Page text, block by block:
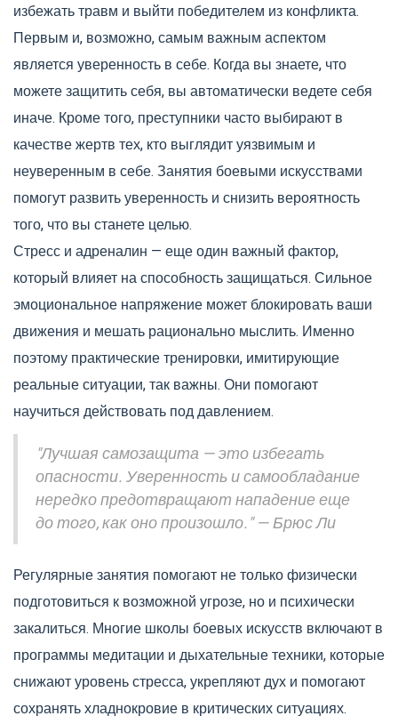
избежать травм и выйти победителем из конфликта.
Первым и, возможно, самым важным аспектом
является уверенность в себе. Когда вы знаете, что
можете защитить себя, вы автоматически ведете себя
иначе. Кроме того, преступники часто выбирают в
качестве жертв тех, кто выглядит уязвимым и
неуверенным в себе. Занятия боевыми искусствами
помогут развить уверенность и снизить вероятность
того, что вы станете целью.
Стресс и адреналин — еще один важный фактор,
который влияет на способность защищаться. Сильное
эмоциональное напряжение может блокировать ваши
движения и мешать рационально мыслить. Именно
поэтому практические тренировки, имитирующие
реальные ситуации, так важны. Они помогают
научиться действовать под давлением.
"Лучшая самозащита — это избегать
опасности. Уверенность и самообладание
нередко предотвращают нападение еще
до того, как оно произошло." — Брюс Ли
Регулярные занятия помогают не только физически
подготовиться к возможной угрозе, но и психически
закалиться. Многие школы боевых искусств включают в
программы медитации и дыхательные техники, которые
снижают уровень стресса, укрепляют дух и помогают
сохранять хладнокровие в критических ситуациях.